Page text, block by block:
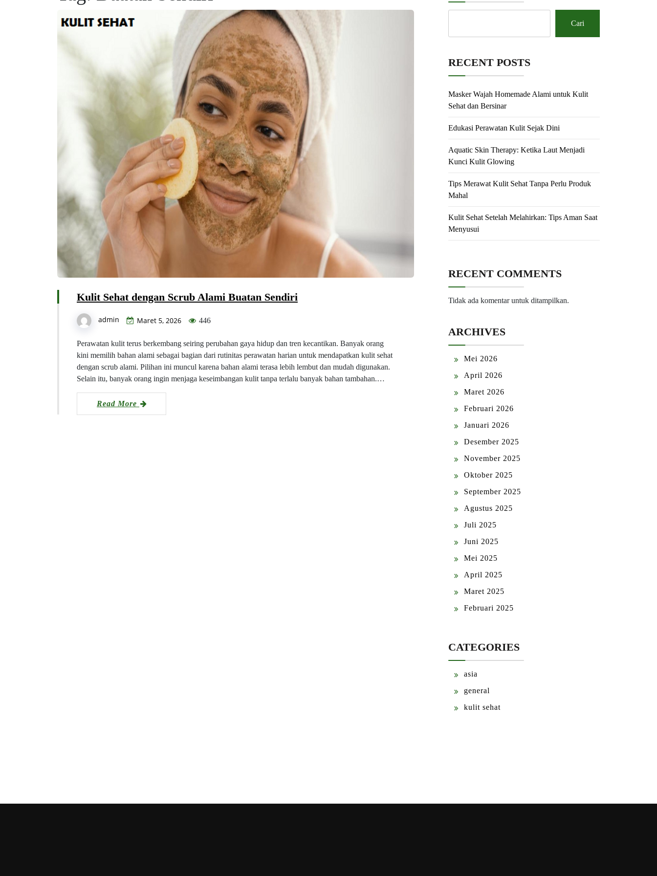
Kulit Sehat dengan Scrub Alami Buatan Sendiri
admin Maret 5, 2026 446
Perawatan kulit terus berkembang seiring perubahan gaya hidup dan tren kecantikan. Banyak orang
kini memilih bahan alami sebagai bagian dari rutinitas perawatan harian untuk mendapatkan kulit sehat
dengan scrub alami. Pilihan ini muncul karena bahan alami terasa lebih lembut dan mudah digunakan.
Selain itu, banyak orang ingin menjaga keseimbangan kulit tanpa terlalu banyak bahan tambahan.…
Read More
Cari
RECENT POSTS
Masker Wajah Homemade Alami untuk Kulit
Sehat dan Bersinar
Edukasi Perawatan Kulit Sejak Dini
Aquatic Skin Therapy: Ketika Laut Menjadi
Kunci Kulit Glowing
Tips Merawat Kulit Sehat Tanpa Perlu Produk
Mahal
Kulit Sehat Setelah Melahirkan: Tips Aman Saat
Menyusui
RECENT COMMENTS
Tidak ada komentar untuk ditampilkan.
ARCHIVES
Mei 2026
April 2026
Maret 2026
Februari 2026
Januari 2026
Desember 2025
November 2025
Oktober 2025
September 2025
Agustus 2025
Juli 2025
Juni 2025
Mei 2025
April 2025
Maret 2025
Februari 2025
CATEGORIES
asia
general
kulit sehat